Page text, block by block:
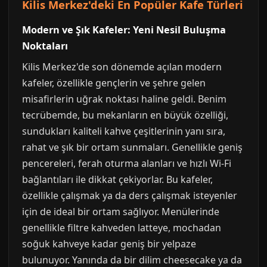
Kilis Merkez'deki En Popüler Kafe Türleri
Modern ve Şık Kafeler: Yeni Nesil Buluşma
Noktaları
Kilis Merkez'de son dönemde açılan modern
kafeler, özellikle gençlerin ve şehre gelen
misafirlerin uğrak noktası haline geldi. Benim
tecrübemde, bu mekanların en büyük özelliği,
sundukları kaliteli kahve çeşitlerinin yanı sıra,
rahat ve şık bir ortam sunmaları. Genellikle geniş
pencereleri, ferah oturma alanları ve hızlı Wi-Fi
bağlantıları ile dikkat çekiyorlar. Bu kafeler,
özellikle çalışmak ya da ders çalışmak isteyenler
için de ideal bir ortam sağlıyor. Menülerinde
genellikle filtre kahveden latteye, mochadan
soğuk kahveye kadar geniş bir yelpaze
bulunuyor. Yanında da bir dilim cheesecake ya da